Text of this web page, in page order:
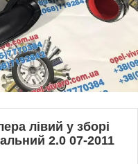
лівий у зборі
2.0 07-2011